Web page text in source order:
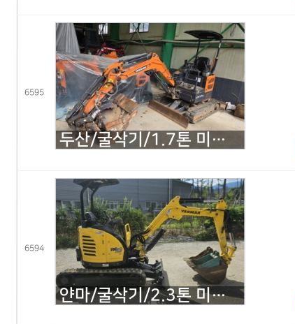
6595
두산/굴삭기/1.7톤 미니굴삭기/DX17Z 코끼리/2021년식
6594
얀마/굴삭기/2.3톤 미니굴삭기/VIO23/2020년식